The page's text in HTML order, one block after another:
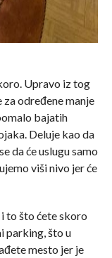
Upravo iz tog
određene manje
bajatih
Deluje kao da
da će uslugu samo
viši nivo jer će
to što ćete skoro
parking, što u
mesto jer je